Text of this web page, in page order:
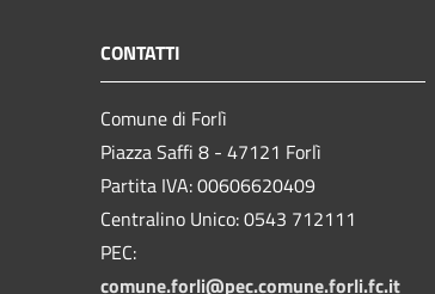
CONTATTI
Comune di Forlì
Piazza Saffi 8 - 47121 Forlì
Partita IVA: 00606620409
Centralino Unico: 0543 712111
PEC:
comune.forli@pec.comune.forli.fc.it